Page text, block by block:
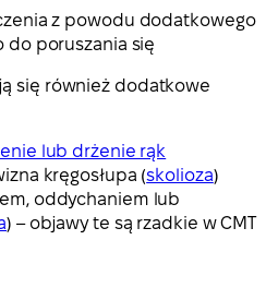
z powodu dodatkowego
do poruszania się
się również dodatkowe
lub drżenie rąk
kręgosłupa (skolioza)
oddychaniem lub
) – objawy te są rzadkie w CMT